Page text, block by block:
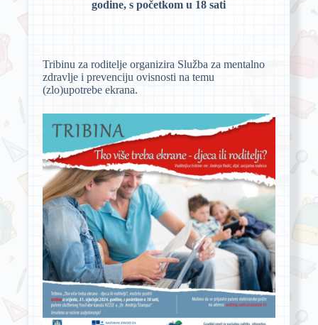
godine, s početkom u 18 sati
Tribinu za roditelje organizira Služba za mentalno
zdravlje i prevenciju ovisnosti na temu
(zlo)upotrebe ekrana.